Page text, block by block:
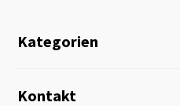
Kategorien
Personenführung
Kontakt